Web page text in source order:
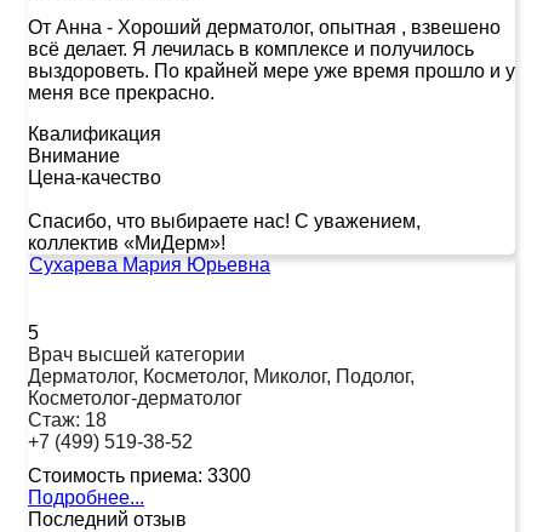
От Анна - Хороший дерматолог, опытная , взвешено
всё делает. Я лечилась в комплексе и получилось
выздороветь. По крайней мере уже время прошло и у
меня все прекрасно.
Квалификация
Внимание
Цена-качество
Спасибо, что выбираете нас! С уважением,
коллектив «МиДерм»!
Сухарева Мария Юрьевна
5
Врач высшей категории
Дерматолог, Косметолог, Миколог, Подолог,
Косметолог-дерматолог
Стаж: 18
+7 (499) 519-38-52
Стоимость приема: 3300
Подробнее...
Последний отзыв